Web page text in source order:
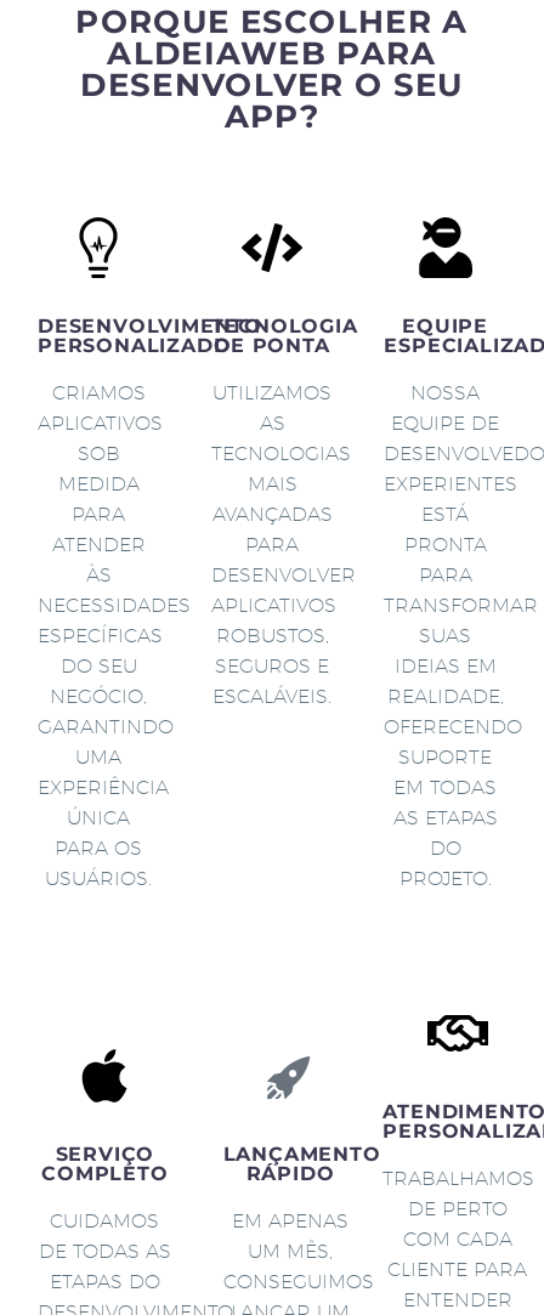
PORQUE ESCOLHER A
ALDEIAWEB PARA
DESENVOLVER O SEU
APP?
DESENVOLVIMENTO
PERSONALIZADO
CRIAMOS
APLICATIVOS
SOB
MEDIDA
PARA
ATENDER
ÀS
NECESSIDADES
ESPECÍFICAS
DO SEU
NEGÓCIO,
GARANTINDO
UMA
EXPERIÊNCIA
ÚNICA
PARA OS
USUÁRIOS.
TECNOLOGIA
DE PONTA
UTILIZAMOS
AS
TECNOLOGIAS
MAIS
AVANÇADAS
PARA
DESENVOLVER
APLICATIVOS
ROBUSTOS,
SEGUROS E
ESCALÁVEIS.
EQUIPE
NOSSA
EQUIPE DE
EXPERIENTES
ESTÁ
PRONTA
PARA
TRANSFORMAR
SUAS
IDEIAS EM
REALIDADE,
OFERECENDO
SUPORTE
EM TODAS
AS ETAPAS
DO
PROJETO.
SERVIÇO
COMPLETO
CUIDAMOS
DE TODAS AS
ETAPAS DO
LANÇAMENTO
RÁPIDO
EM APENAS
UM MÊS,
CONSEGUIMOS
TRABALHAMOS
DE PERTO
COM CADA
CLIENTE PARA
ENTENDER